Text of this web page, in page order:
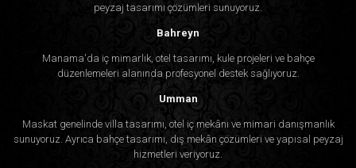
peyzaj tasarımı çözümleri sunuyoruz.
Bahreyn
Manama'da iç mimarlık, otel tasarımı, kule projeleri ve bahçe
düzenlemeleri alanında profesyonel destek sağlıyoruz.
Umman
Maskat genelinde villa tasarımı, otel iç mekânı ve mimari danışmanlık
sunuyoruz. Ayrıca bahçe tasarımı, dış mekân çözümleri ve yapısal peyzaj
hizmetleri veriyoruz.